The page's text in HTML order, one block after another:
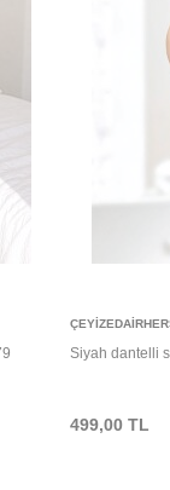
Siyah dantelli
499,00TL